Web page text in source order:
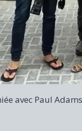
avec Paul